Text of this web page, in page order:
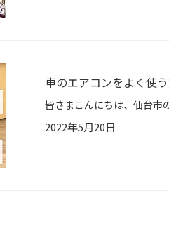
車のエアコンをよく使
2022年5月20日